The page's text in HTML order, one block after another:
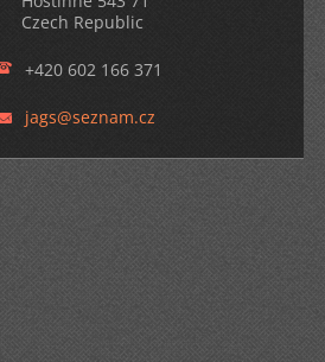
Czech Republic
+420 602 166 371
jags@seznam.cz